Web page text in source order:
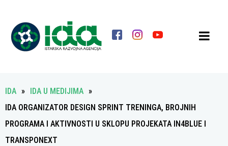
IDA » IDA U MEDIJIMA »
IDA ORGANIZATOR DESIGN SPRINT TRENINGA, BROJNIH
PROGRAMA I AKTIVNOSTI U SKLOPU PROJEKATA IN4BLUE I
TRANSPONEXT